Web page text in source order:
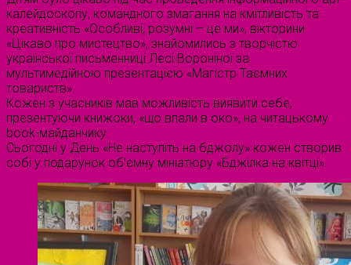
калейдоскопу, командного змагання на кмітливість та
креативність «Особливі, розумні – це ми», вікторини
«Цікаво про мистецтво», знайомились з творчістю
української письменниці Лесі Вороніної за
мультимедійною презентацією «Магістр Таємних
товариств».
Кожен з учасників мав можливість виявити себе,
презентуючи книжоки, «що впали в око», на читацькому
book-майданчику.
Сьогодні у День «Не наступіть на бджолу» кожен створив
собі у подарунок об’ємну мініатюру «Бджілка на квітці».